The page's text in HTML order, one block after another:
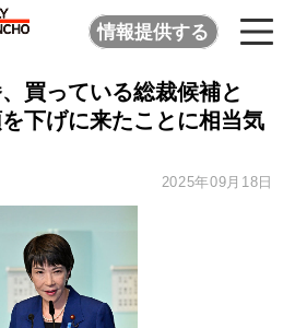
情報提供する
買っている総裁候補と
下げに来たことに相当気
2025年09月18日